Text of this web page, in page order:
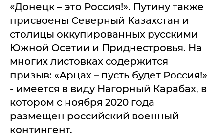
«Донецк – это Россия!». Путину также
присвоены Северный Казахстан и
столицы оккупированных русскими
Южной Осетии и Приднестровья. На
многих листовках содержится
призыв: «Арцах – пусть будет Россия!»
- имеется в виду Нагорный Карабах, в
котором с ноября 2020 года
размещен российский военный
контингент.